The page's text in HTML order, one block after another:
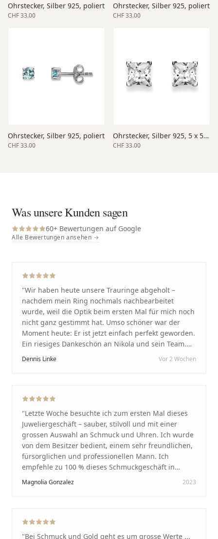
Ohrstecker, Silber 925, poliert
CHF 33.00
Ohrstecker, Silber 925, poliert
CHF 33.00
Ohrstecker, Silber 925, poliert
CHF 33.00
Ohrstecker, Silber 925, 5 x 5 mm Grösse, poliert
CHF 33.00
Was unsere Kunden sagen
60+ Bewertungen auf Google
Alle Bewertungen ansehen →
"Wir haben heute unsere Trauringe abgeholt –
nachdem mein Ring nochmals nachbearbeitet
wurde, weil die Optik beim ersten Mal für mich noch
nicht ganz gestimmt hat. Umso schöner war der
Moment heute: Er ist jetzt einfach perfekt geworden.
Ein riesiges Dankeschön an Nikola und sein Team.
Vom ersten Termin an wurden wir jedes Mal
Arbeit und seine Kunden wirklich am Herzen liegen.
Service und echte Herzlichkeit schätzt, ist hier genau
richtig."
Dennis Linke Vor 2 Wochen
"Letzte Woche besuchte ich zum ersten Mal dieses
Juweliergeschäft – sauber, stilvoll und mit einer
grossen Auswahl an Schmuck und Uhren. Ich wurde
von dem Besitzer bedient, einem sehr freundlichen,
fürsorglichen und professionellen Mann. Ich
empfehle zu 100 % dieses Schmuckgeschäft in
Schaffhausen. Ich selbst war sehr zufrieden und
glücklich mit der Behandlung. Ich danke Ihnen – ich
Magnolia Gonzalez 2023
"Bei Schmuck und Gold geht es um grosse Werte ...